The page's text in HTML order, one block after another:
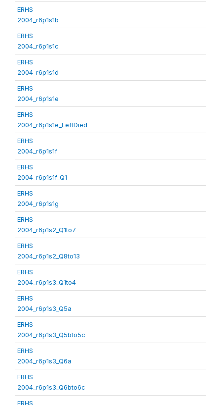
ERHS
2004_r6p1s1b
ERHS
2004_r6p1s1c
ERHS
2004_r6p1s1d
ERHS
2004_r6p1s1e
ERHS
2004_r6p1s1e_LeftDied
ERHS
2004_r6p1s1f
ERHS
2004_r6p1s1f_Q1
ERHS
2004_r6p1s1g
ERHS
2004_r6p1s2_Q1to7
ERHS
2004_r6p1s2_Q8to13
ERHS
2004_r6p1s3_Q1to4
ERHS
2004_r6p1s3_Q5a
ERHS
2004_r6p1s3_Q5bto5c
ERHS
2004_r6p1s3_Q6a
ERHS
2004_r6p1s3_Q6bto6c
ERHS